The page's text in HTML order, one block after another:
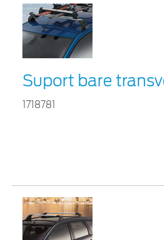
Suport bare
1718781